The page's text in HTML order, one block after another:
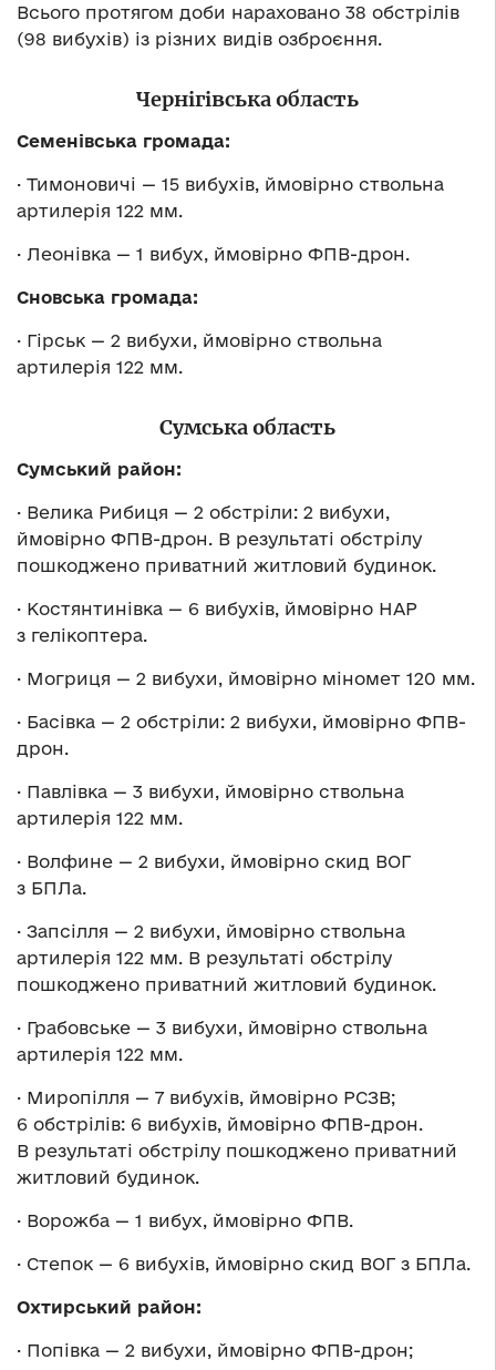
Всього протягом доби нараховано 38 обстрілів
(98 вибухів) із різних видів озброєння.
Чернігівська область
Семенівська громада:
· Тимоновичі — 15 вибухів, ймовірно ствольна
артилерія 122 мм.
· Леонівка — 1 вибух, ймовірно ФПВ-дрон.
Сновська громада:
· Гірськ — 2 вибухи, ймовірно ствольна
артилерія 122 мм.
Сумська область
Сумський район:
· Велика Рибиця — 2 обстріли: 2 вибухи,
ймовірно ФПВ-дрон. В результаті обстрілу
пошкоджено приватний житловий будинок.
· Костянтинівка — 6 вибухів, ймовірно НАР
з гелікоптера.
· Могриця — 2 вибухи, ймовірно міномет 120 мм.
· Басівка — 2 обстріли: 2 вибухи, ймовірно ФПВ-
дрон.
· Павлівка — 3 вибухи, ймовірно ствольна
артилерія 122 мм.
· Волфине — 2 вибухи, ймовірно скид ВОГ
з БПЛа.
· Запсілля — 2 вибухи, ймовірно ствольна
артилерія 122 мм. В результаті обстрілу
пошкоджено приватний житловий будинок.
· Грабовське — 3 вибухи, ймовірно ствольна
артилерія 122 мм.
· Миропілля — 7 вибухів, ймовірно РСЗВ;
6 обстрілів: 6 вибухів, ймовірно ФПВ-дрон.
В результаті обстрілу пошкоджено приватний
житловий будинок.
· Ворожба — 1 вибух, ймовірно ФПВ.
· Степок — 6 вибухів, ймовірно скид ВОГ з БПЛа.
Охтирський район:
· Попівка — 2 вибухи, ймовірно ФПВ-дрон;